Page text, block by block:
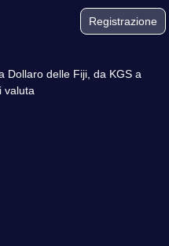
Registrazione
Dollaro delle Fiji, da KGS a
valuta